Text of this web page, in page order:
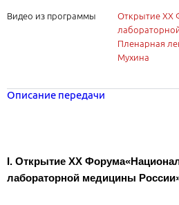
Видео из программы
Открытие XX
Пленарная
Мухина
Описание передачи
I. Открытие XX
лабораторной медицины